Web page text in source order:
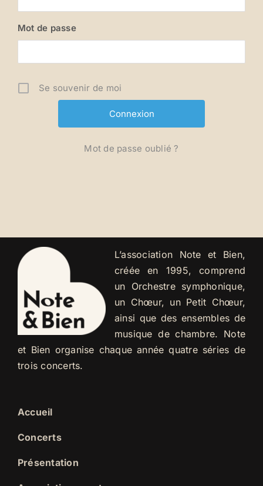
Mot de passe
Se souvenir de moi
Mot de passe oublié ?
L’association Note et Bien,
créée en 1995, comprend
un Orchestre symphonique,
un Chœur, un Petit Chœur,
ainsi que des ensembles de
musique de chambre. Note
et Bien organise chaque année quatre séries de
trois concerts.
Accueil
Concerts
Présentation